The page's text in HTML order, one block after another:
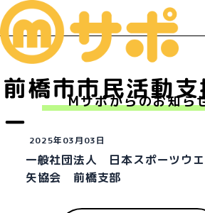
前橋市市民活動
ー
Mサポからのお知ら
2025年03月03日
一般社団法人 日本スポーツウ
矢協会 前橋支部